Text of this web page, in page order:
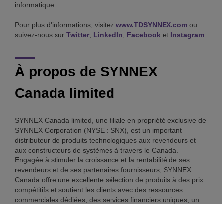
informatique.
Pour plus d'informations, visitez www.TDSYNNEX.com ou
suivez-nous sur Twitter, LinkedIn, Facebook et Instagram.
À propos de SYNNEX
Canada limited
SYNNEX Canada limited, une filiale en propriété exclusive de
SYNNEX Corporation (NYSE : SNX), est un important
distributeur de produits technologiques aux revendeurs et
aux constructeurs de systèmes à travers le Canada.
Engagée à stimuler la croissance et la rentabilité de ses
revendeurs et de ses partenaires fournisseurs, SYNNEX
Canada offre une excellente sélection de produits à des prix
compétitifs et soutient les clients avec des ressources
commerciales dédiées, des services financiers uniques, un